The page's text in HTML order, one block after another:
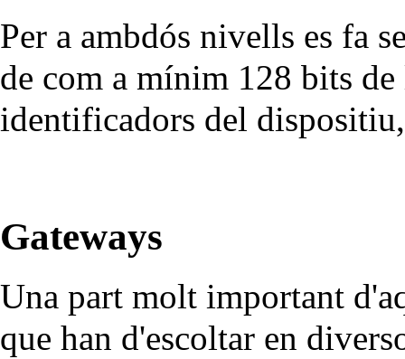
Per a ambdós nivells es fa
de com a mínim 128 bits
identificadors del
Gateways
Una part molt important
que han d'escoltar en